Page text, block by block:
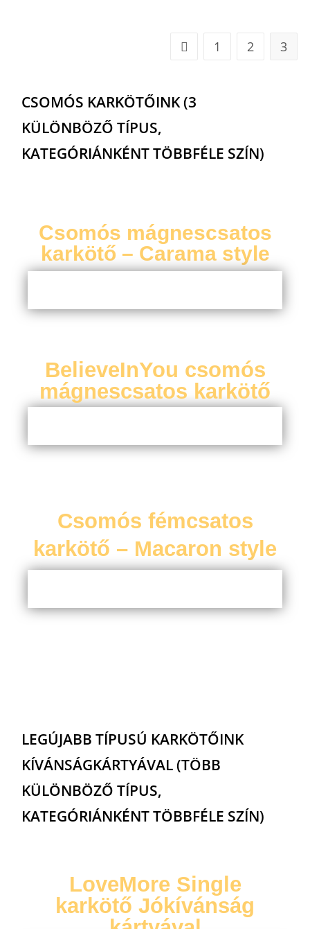
1 2 3
CSOMÓS KARKÖTŐINK (3
KÜLÖNBÖZŐ TÍPUS,
KATEGÓRIÁNKÉNT TÖBBFÉLE SZÍN)
Csomós mágnescsatos
karkötő – Carama style
BelieveInYou csomós
mágnescsatos karkötő
Csomós fémcsatos
karkötő – Macaron style
LEGÚJABB TÍPUSÚ KARKÖTŐINK
KÍVÁNSÁGKÁRTYÁVAL (TÖBB
KÜLÖNBÖZŐ TÍPUS,
KATEGÓRIÁNKÉNT TÖBBFÉLE SZÍN)
LoveMore Single
karkötő Jókívánság